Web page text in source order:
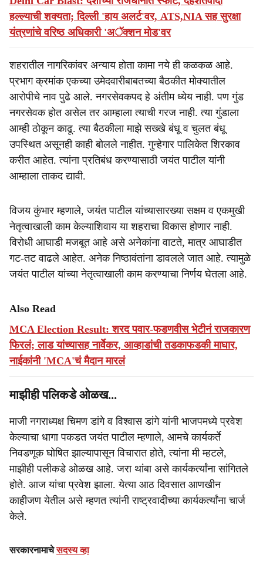
हल्ल्याची शक्यता; दिल्ली 'हाय अलर्ट'वर, ATS,NIA सह सुरक्षा
यंत्रणांचे वरिष्ठ अधिकारी 'अॅक्शन मोड'वर
शहरातील नागरिकांवर अन्याय होता कामा नये ही कळकळ आहे.
प्रभाग क्रमांक एकच्या उमेदवारीबाबतच्या बैठकीत मोक्यातील
आरोपीचे नाव पुढे आले. नगरसेवकपद हे अंतीम ध्येय नाही. पण गुंड
नगरसेवक होत असेल तर आम्हाला त्याची गरज नाही. त्या गुंडाला
आम्ही ठोकून काढू. त्या बैठकीला माझे सख्खे बंधू व चुलत बंधू
उपस्थित असूनही काही बोलले नाहीत. गुन्हेगार पालिकेत शिरकाव
करीत आहेत. त्यांना प्रतिबंध करण्यासाठी जयंत पाटील यांनी
आम्हाला ताकद द्यावी.
विजय कुंभार म्हणाले, जयंत पाटील यांच्यासारख्या सक्षम व एकमुखी
नेतृत्वाखाली काम केल्याशिवाय या शहराचा विकास होणार नाही.
विरोधी आघाडी मजबूत आहे असे अनेकांना वाटते, मात्र आघाडीत
गट-तट वाढले आहेत. अनेक निष्ठावंतांना डावलले जात आहे. त्यामुळे
जयंत पाटील यांच्या नेतृत्वाखाली काम करण्याचा निर्णय घेतला आहे.
Also Read
MCA Election Result: शरद पवार-फडणवीस भेटीनं राजकारण
फिरलं; लाड यांच्यासह नार्वेकर, आव्हाडांची तडकाफडकी माघार,
नाईकांनी 'MCA'चं मैदान मारलं
माझीही पलिकडे ओळख...
माजी नगराध्यक्ष चिमण डांगे व विश्वास डांगे यांनी भाजपमध्ये प्रवेश
केल्याचा धागा पकडत जयंत पाटील म्हणाले, आमचे कार्यकर्ते
निवडणूक घोषित झाल्यापासून विचारात होते, त्यांना मी म्हटले,
माझीही पलीकडे ओळख आहे. जरा थांबा असे कार्यकर्त्यांना सांगितले
होते. आज यांचा प्रवेश झाला. येत्या आठ दिवसात आणखीन
काहीजण येतील असे म्हणत त्यांनी राष्ट्रवादीच्या कार्यकर्त्यांना चार्ज
केले.
सरकारनामाचेसदस्य व्हा